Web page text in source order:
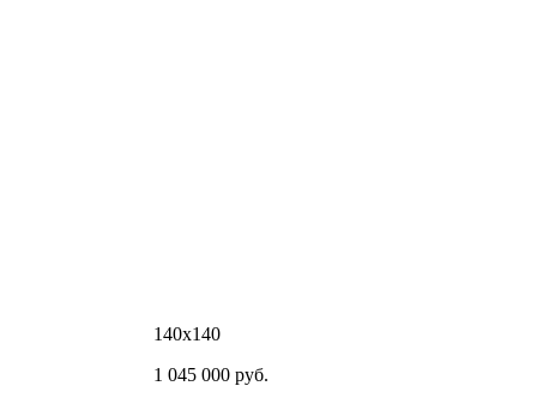
140х140
1 045 000 руб.